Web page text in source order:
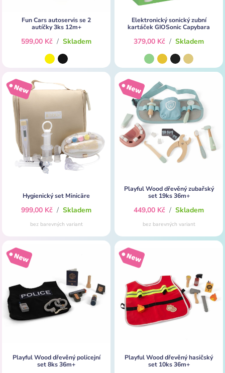
Fun Cars autoservis se 2
autíčky 3ks 12m+
599,00 Kč / Skladem
Elektronický sonický zubní
kartáček GIOSonic Capybara
379,00 Kč / Skladem
Hygienický set Minicäre
999,00 Kč / Skladem
bez barevných variant
Playful Wood dřevěný zubařský
set 19ks 36m+
449,00 Kč / Skladem
bez barevných variant
Playful Wood dřevěný policejní
set 8ks 36m+
Playful Wood dřevěný hasičský
set 10ks 36m+